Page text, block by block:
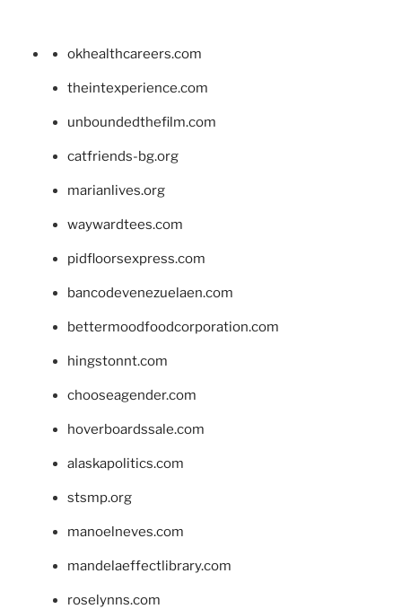
okhealthcareers.com
theintexperience.com
unboundedthefilm.com
catfriends-bg.org
marianlives.org
waywardtees.com
pidfloorsexpress.com
bancodevenezuelaen.com
bettermoodfoodcorporation.com
hingstonnt.com
chooseagender.com
hoverboardssale.com
alaskapolitics.com
stsmp.org
manoelneves.com
mandelaeffectlibrary.com
roselynns.com